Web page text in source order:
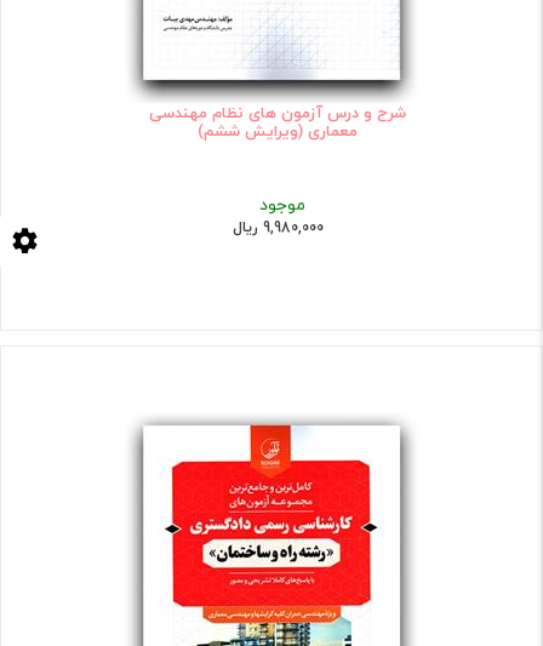
شرح و درس آزمون های نظام مهندسی
معماری (ویرایش ششم)
موجود
9,980,000 ریال